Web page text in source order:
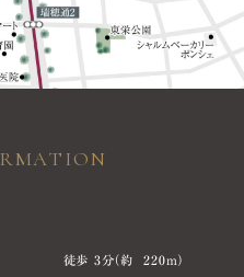
徒歩 3分（約 220m）